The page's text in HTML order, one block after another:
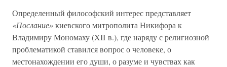
Определенный философский интерес представляет
«Послание»киевского митрополита Никифора к
Владимиру Мономаху (XII в.), где наряду с религиозной
проблематикой ставился вопрос о человеке, о
местонахождении его души, о разуме и чувствах как